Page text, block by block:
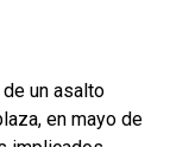
un asalto
en mayo de